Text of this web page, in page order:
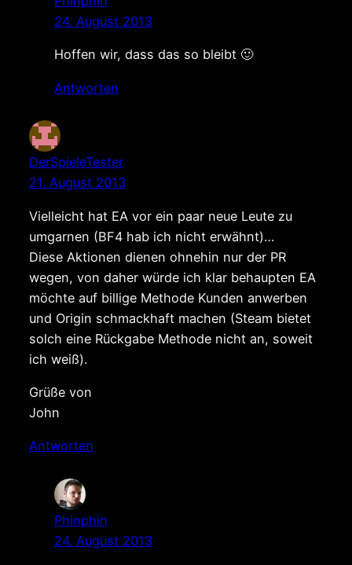
24. August 2013
Hoffen wir, dass das so bleibt 🙂
Antworten
DerSpieleTester
21. August 2013
Vielleicht hat EA vor ein paar neue Leute zu
umgarnen (BF4 hab ich nicht erwähnt)…
Diese Aktionen dienen ohnehin nur der PR
wegen, von daher würde ich klar behaupten EA
möchte auf billige Methode Kunden anwerben
und Origin schmackhaft machen (Steam bietet
solch eine Rückgabe Methode nicht an, soweit
ich weiß).
Grüße von
John
Antworten
Phinphin
24. August 2013